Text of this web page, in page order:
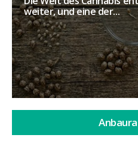
weiter, und eine der...